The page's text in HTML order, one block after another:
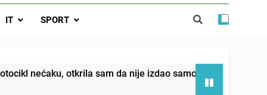
nije izdao samo našu kćer, nego je
sin već sutradan oženio ljubavnicom,
i da iza bolničkog stakla već čekaju
IT SPORT
otkrila sam da nije izdao samo našu kćer, nego je svojim